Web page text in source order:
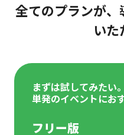
全てのプランが
いた
まずは試してみたい。
単発のイベントにお
フリー版